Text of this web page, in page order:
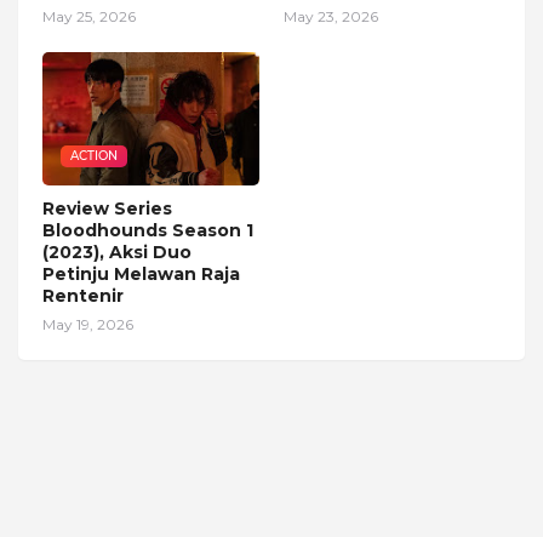
May 25, 2026 May 23, 2026
ACTION
Review Series
Bloodhounds Season 1
(2023), Aksi Duo
Petinju Melawan Raja
Rentenir
May 19, 2026